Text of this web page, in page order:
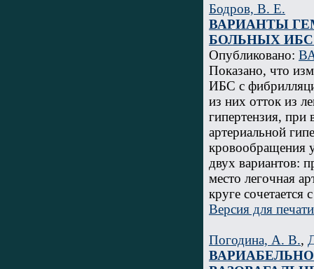
Бодров, В. Е.
ВАРИАНТЫ
БОЛЬНЫХ
Опубликовано:
Показано, что
ИБС с
из них отток из
гипертензия, при
артериальной
кровообращения
двух вариантов:
место легочная
круге сочетается
Версия для печати
Погодина, А. В.,